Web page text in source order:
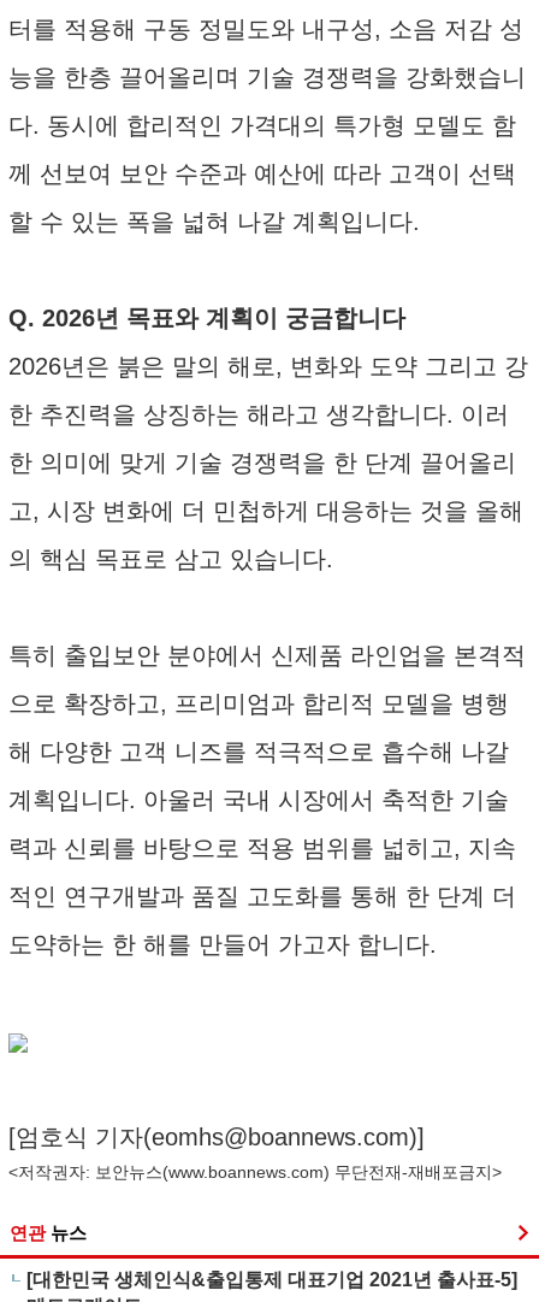
터를 적용해 구동 정밀도와 내구성, 소음 저감 성
능을 한층 끌어올리며 기술 경쟁력을 강화했습니
다. 동시에 합리적인 가격대의 특가형 모델도 함
께 선보여 보안 수준과 예산에 따라 고객이 선택
할 수 있는 폭을 넓혀 나갈 계획입니다.
Q. 2026년 목표와 계획이 궁금합니다
2026년은 붉은 말의 해로, 변화와 도약 그리고 강
한 추진력을 상징하는 해라고 생각합니다. 이러
한 의미에 맞게 기술 경쟁력을 한 단계 끌어올리
고, 시장 변화에 더 민첩하게 대응하는 것을 올해
의 핵심 목표로 삼고 있습니다.
특히 출입보안 분야에서 신제품 라인업을 본격적
으로 확장하고, 프리미엄과 합리적 모델을 병행
해 다양한 고객 니즈를 적극적으로 흡수해 나갈
계획입니다. 아울러 국내 시장에서 축적한 기술
력과 신뢰를 바탕으로 적용 범위를 넓히고, 지속
적인 연구개발과 품질 고도화를 통해 한 단계 더
도약하는 한 해를 만들어 가고자 합니다.
[엄호식 기자(eomhs@boannews.com)]
<저작권자: 보안뉴스(www.boannews.com) 무단전재-재배포금지>
연관 뉴스
[대한민국 생체인식&출입통제 대표기업 2021년 출사표-5]